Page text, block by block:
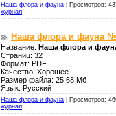
Наша флора и фауна
Просмотров:
журнал
Наша флора и фауна
Название: Наша флора и
Страниц: 32
Формат: PDF
Качество: Хорошее
Размер файла: 25,68 Мб
Язык: Русский
Наша флора и фауна
Просмотров:
журнал